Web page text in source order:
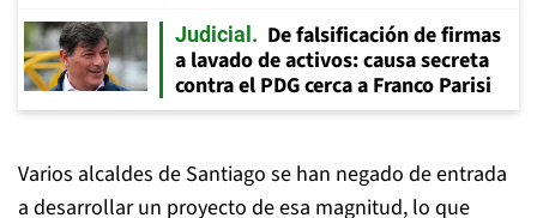
Judicial
De falsificación de firmas
a lavado de activos: causa secreta
contra el PDG cerca a Franco Parisi
Varios alcaldes de Santiago se han negado de entrada
a desarrollar un proyecto de esa magnitud, lo que